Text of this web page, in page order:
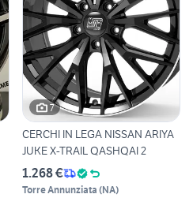
7
CERCHI IN LEGA NISSAN ARIYA
JUKE X-TRAIL QASHQAI 2
1.268 €
Torre Annunziata (NA)